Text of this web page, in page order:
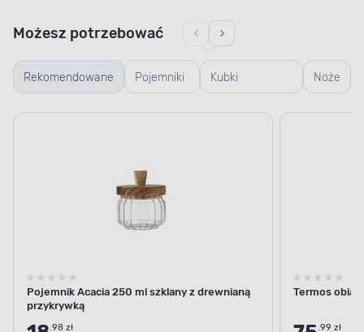
Rekomendowane Pojemniki
szklane
Kubki
termiczne i
Noże
Możesz potrzebować
Pojemnik Acacia 250 ml szklany z drewnianą
przykrywką
.98 zł
Termos
.99 zł